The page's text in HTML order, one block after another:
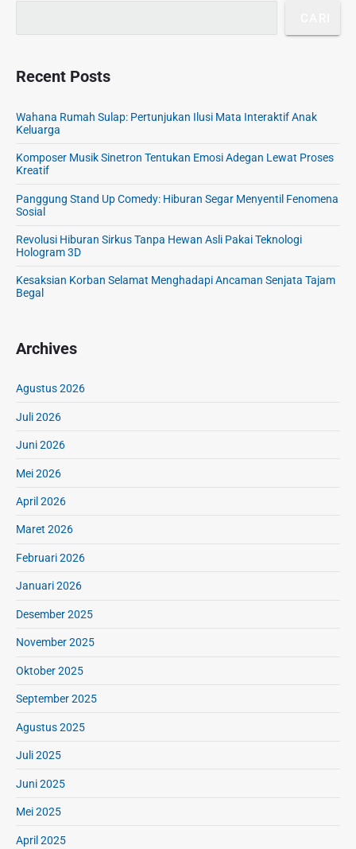
Recent Posts
Wahana Rumah Sulap: Pertunjukan Ilusi Mata Interaktif Anak
Keluarga
Komposer Musik Sinetron Tentukan Emosi Adegan Lewat Proses
Kreatif
Panggung Stand Up Comedy: Hiburan Segar Menyentil Fenomena
Sosial
Revolusi Hiburan Sirkus Tanpa Hewan Asli Pakai Teknologi
Hologram 3D
Kesaksian Korban Selamat Menghadapi Ancaman Senjata Tajam
Begal
Archives
Agustus 2026
Juli 2026
Juni 2026
Mei 2026
April 2026
Maret 2026
Februari 2026
Januari 2026
Desember 2025
November 2025
Oktober 2025
September 2025
Agustus 2025
Juli 2025
Juni 2025
Mei 2025
April 2025